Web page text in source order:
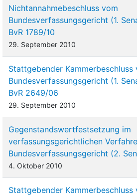
Nichtannahmebeschluss vom
Bundesverfassungsgericht (1.
BvR 1789/10
29. September 2010
Stattgebender Kammerbeschluss
Bundesverfassungsgericht (1.
BvR 2649/06
29. September 2010
Gegenstandswertfestsetzung im
verfassungsgerichtlichen
Bundesverfassungsgericht (2.
4. Oktober 2010
Stattgebender Kammerbeschluss